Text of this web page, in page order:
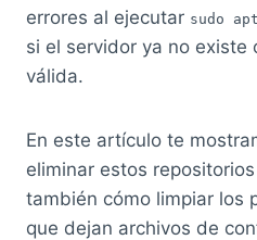
errores al ejecutar sudo
si el servidor ya no existe
válida.
En este artículo te
eliminar estos
también cómo limpiar los
que dejan archivos de